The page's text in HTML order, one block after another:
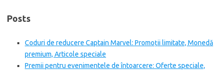
Posts
Coduri de reducere Captain Marvel: Promoții limitate, Monedă
premium, Articole speciale
Premii pentru evenimentele de întoarcere: Oferte speciale,